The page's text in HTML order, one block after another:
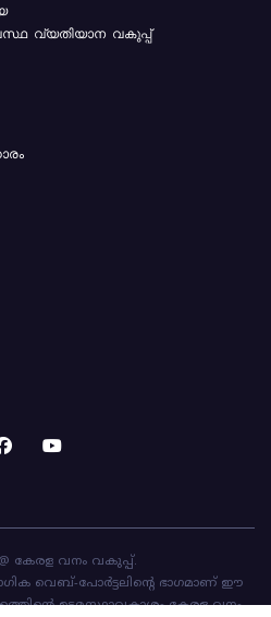
വ്യതിയാന വകുപ്പ്
കേരള വനം വകുപ്പ്.
വെബ്-പോർട്ടലിന്റെ ഭാഗമാണ് ഈ
ഉടമസ്ഥാവകാശം കേരള വനം